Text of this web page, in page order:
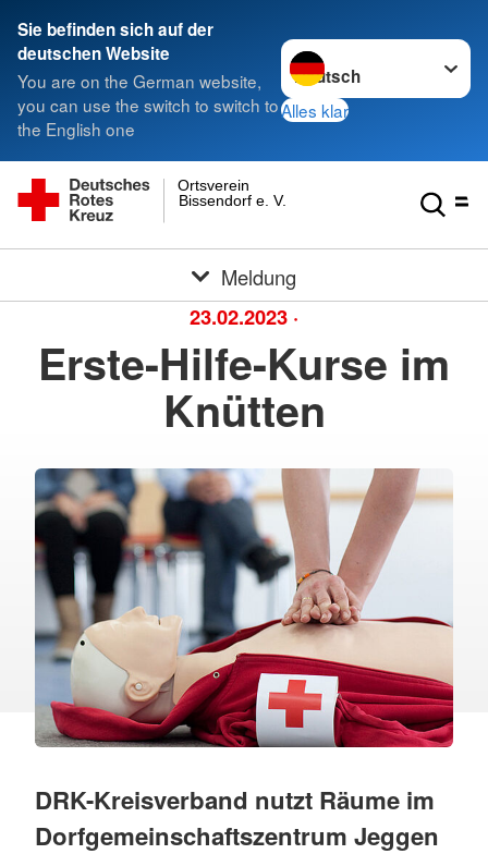
Sie befinden sich auf der
deutschen Website
You are on the German website,
you can use the switch to switch to
the English one
Sprache wechseln zu
Alles klar
Bissendorf e. V.
Ortsverein
Meldung
23.02.2023 ·
Erste-Hilfe-Kurse im
Knütten
DRK-Kreisverband nutzt Räume im
Dorfgemeinschaftszentrum Jeggen